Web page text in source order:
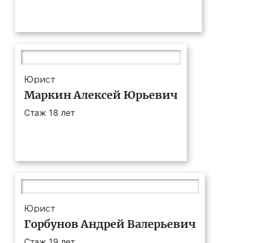
Юрист
Маркин Алексей Юрьевич
Стаж 18 лет
Юрист
Горбунов Андрей Валерьевич